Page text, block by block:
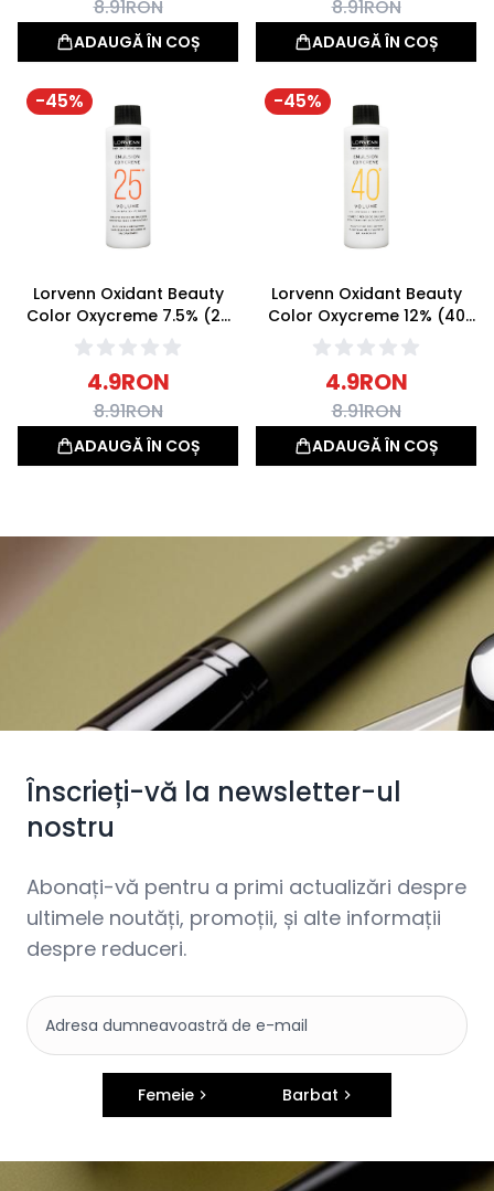
8.91RON
ADAUGĂ ÎN COȘ
8.91RON
ADAUGĂ ÎN COȘ
-45%
Lorvenn Oxidant Beauty
Color Oxycreme 7.5% (25
Volume) 70ml
4.9RON
8.91RON
ADAUGĂ ÎN COȘ
-45%
Lorvenn Oxidant Beauty
Color Oxycreme 12% (40
Volume) 70ml
4.9RON
8.91RON
ADAUGĂ ÎN COȘ
Înscrieți-vă la newsletter-ul
nostru
Abonați-vă pentru a primi actualizări despre
ultimele noutăți, promoții, și alte informații
despre reduceri.
Femeie Barbat